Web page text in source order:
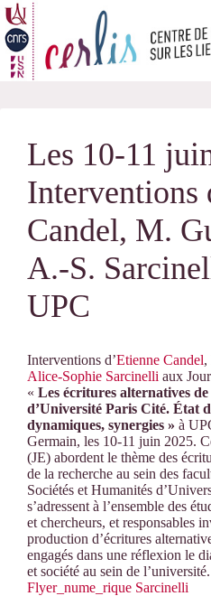
Passer
au
contenu
Les 10-11
Interventions
Candel, M.
A.-S.
UPC
Interventions d’Etienne Candel,
Alice-Sophie Sarcinelli aux
« Les écritures alternatives
d’Université Paris Cité. État
dynamiques, synergies » à
Germain, les 10-11 juin 2025.
(JE) abordent le thème des
de la recherche au sein des
Sociétés et Humanités
s’adressent à l’ensemble des
et chercheurs, et responsables
production d’écritures
engagés dans une réflexion le
et société au sein de l’université.
Flyer_nume_rique Sarcinelli